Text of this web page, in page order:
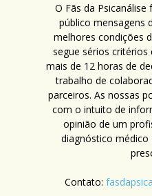
O Fãs da
público mensagens
melhores condições
segue sérios critérios
mais de 12 horas de
trabalho de
parceiros. As nossas
com o intuito de
opinião de um
diagnóstico
Contato: